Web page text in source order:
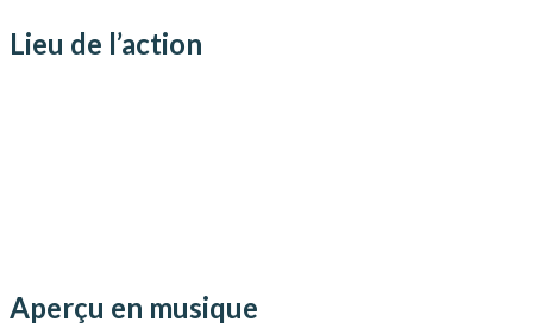
Lieu de l’action
Aperçu en musique